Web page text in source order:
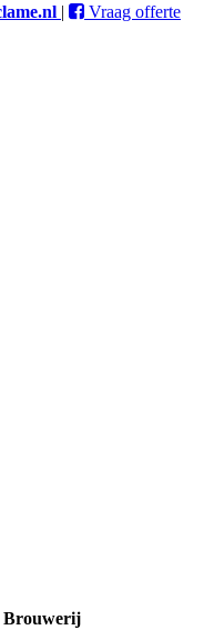
Vraag offerte
Brouwerij